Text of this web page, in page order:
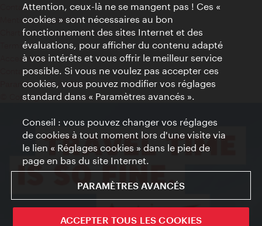
Contact
Mentions obligatoires
Charte sur le respect de la vie privée
Terms of Use
Accessibilité
Contact presse
Paramètres de cookies
© Copyright WienTourismus
Attention, ceux-là ne se mangent pas ! Ces «
cookies » sont nécessaires au bon
fonctionnement des sites Internet et des
évaluations, pour afficher du contenu adapté
à vos intérêts et vous offrir le meilleur service
possible. Si vous ne voulez pas accepter ces
cookies, vous pouvez modifier vos réglages
standard dans « Paramètres avancés ».
Conseil : vous pouvez changer vos réglages
de cookies à tout moment lors d'une visite via
le lien « Réglages cookies » dans le pied de
page en bas du site Internet.
PARAMÈTRES AVANCÉS
ACCEPTER TOUS LES COOKIES